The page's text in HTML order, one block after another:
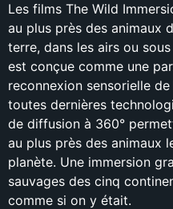
Les films The Wild
au plus près des animaux
terre, dans les airs ou
est conçue comme une
reconnexion sensorielle
toutes dernières
de diffusion à 360°
au plus près des animaux
planète. Une immersion
sauvages des cinq
comme si on y était.